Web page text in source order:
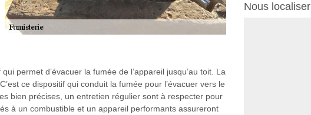
permet d’évacuer la fumée de l’appareil jusqu’au toit. La
ce dispositif qui conduit la fumée pour l’évacuer vers le
bien précises, un entretien régulier sont à respecter pour
à un combustible et un appareil performants assureront
Nous localiser